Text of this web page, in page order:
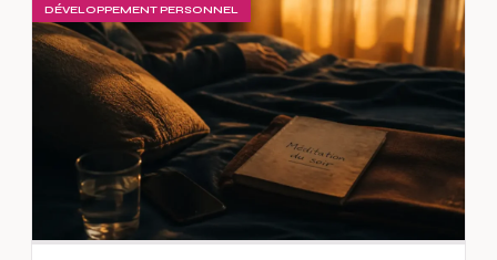
DÉVELOPPEMENT PERSONNEL